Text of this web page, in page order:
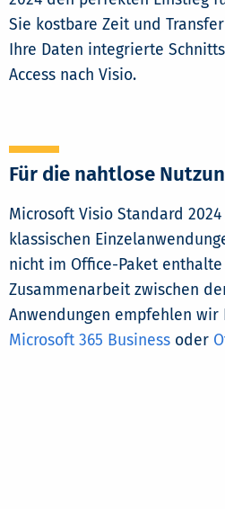
Sie kostbare Zeit und
Ihre Daten integrierte
Access nach Visio.
Für die nahtlose
Microsoft Visio Standard
klassischen
nicht im Office-Paket
Zusammenarbeit zwischen
Anwendungen empfehlen wir
Microsoft 365 Business oder